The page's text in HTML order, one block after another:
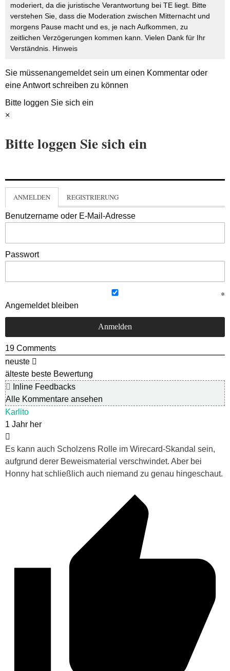
moderiert, da die juristische Verantwortung bei TE liegt. Bitte
verstehen Sie, dass die Moderation zwischen Mitternacht und
morgens Pause macht und es, je nach Aufkommen, zu
zeitlichen Verzögerungen kommen kann. Vielen Dank für Ihr
Verständnis. Hinweis
Sie müssenangemeldetsein um einen Kommentar oder
eine Antwort schreiben zu können
Bitte loggen Sie sich ein
×
Bitte loggen Sie sich ein
ANMELDEN REGISTRIERUNG
Benutzername oder E-Mail-Adresse
Passwort
Angemeldet bleiben
19 Comments
neuste
älteste beste Bewertung
Inline Feedbacks
Alle Kommentare ansehen
Karlito
1 Jahr her
Es kann auch Scholzens Rolle im Wirecard-Skandal sein,
aufgrund derer Beweismaterial verschwindet. Aber bei
Honny hat schließlich auch niemand zu genau hingeschaut.